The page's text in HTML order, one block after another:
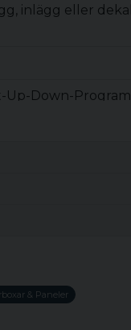
inlägg eller dekal
Up-Down-Program
ett)
& Paneler